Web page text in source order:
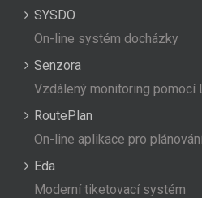
SYSDO
On-line systém docházky
Senzora
Vzdálený monitoring pomocí
RoutePlan
On-line aplikace pro
Eda
Moderní tiketovací systém